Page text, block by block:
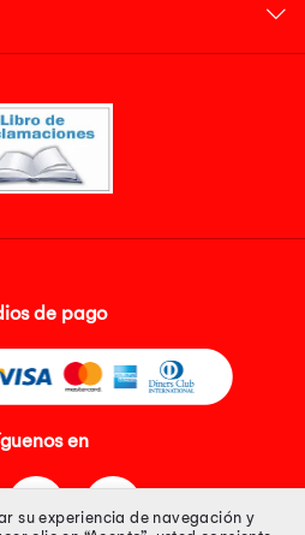
de pago
en
su experiencia de navegación y